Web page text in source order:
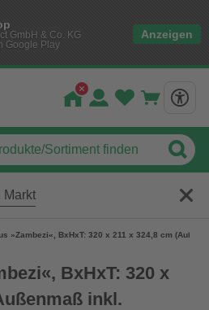
GmbH & Co. KG
Google Play
Anzeigen
Markt
»Zambezi«, BxHxT: 320 x 211 x 324,8 cm
BxHxT: 320 x
inkl.